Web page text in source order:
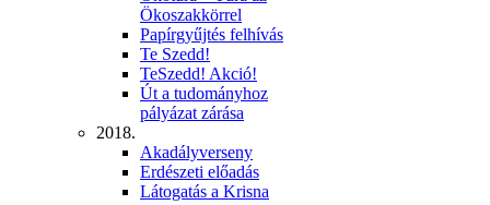
Ökoszakkörrel
Papírgyűjtés felhívás
Te Szedd!
TeSzedd! Akció!
Út a tudományhoz
pályázat zárása
2018.
Akadályverseny
Erdészeti előadás
Látogatás a Krisna